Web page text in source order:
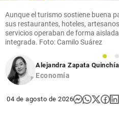
Aunque el turismo sostiene buena
sus restaurantes, hoteles,
servicios operaban de forma
integrada. Foto: Camilo Suárez
1
2
Alejandra Zapata Quinchía
Economía
04 de agosto de 2026